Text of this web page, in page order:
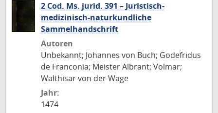
2 Cod. Ms. jurid. 391 – Juristisch-
medizinisch-naturkundliche
Sammelhandschrift
Autoren
Unbekannt; Johannes von Buch; Godefridus
de Franconia; Meister Albrant; Volmar;
Walthisar von der Wage
Jahr:
1474